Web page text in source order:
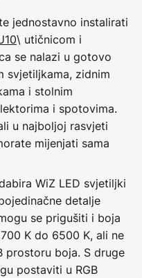
jednostavno instalirati
\ utičnicom i
se nalazi u gotovo
svjetiljkama, zidnim
i stolnim
i spotovima.
u najboljoj rasvjeti
mijenjati sama
WiZ LED svjetiljki
detalje
se prigušiti i boja
K do 6500 K, ali ne
prostoru boja. S druge
postaviti u RGB